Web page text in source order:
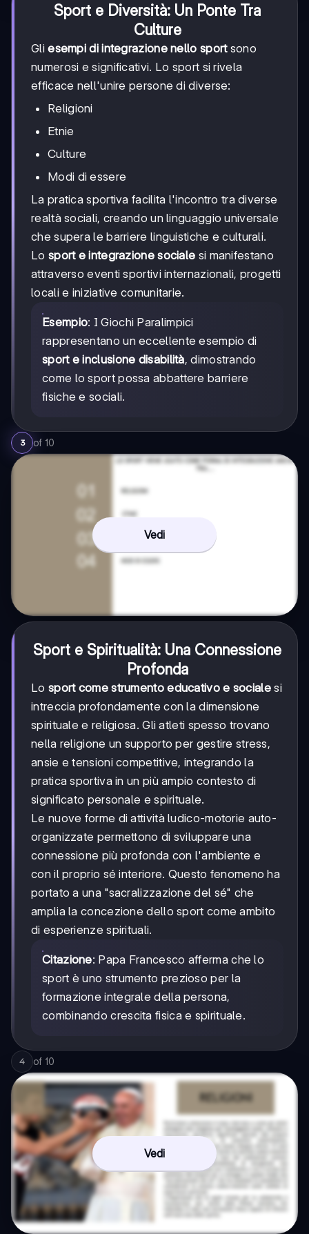
Sport e Diversità: Un Ponte Tra
Culture
Gliesempi di integrazione nello sportsono
numerosi e significativi. Lo sport si rivela
efficace nell'unire persone di diverse:
Religioni
Etnie
Culture
Modi di essere
La pratica sportiva facilita l'incontro tra diverse
realtà sociali, creando un linguaggio universale
che supera le barriere linguistiche e culturali.
Lo sport e integrazione sociale si manifestano
attraverso eventi sportivi internazionali, progetti
locali e iniziative comunitarie.
Esempio: I Giochi Paralimpici
rappresentano un eccellente esempio di
sport e inclusione disabilità, dimostrando
come lo sport possa abbattere barriere
fisiche e sociali.
3 of 10
Vedi
Sport e Spiritualità: Una Connessione
Profonda
Lo sport come strumento educativo e socialesi
intreccia profondamente con la dimensione
spirituale e religiosa. Gli atleti spesso trovano
nella religione un supporto per gestire stress,
ansie e tensioni competitive, integrando la
pratica sportiva in un più ampio contesto di
significato personale e spirituale.
Le nuove forme di attività ludico-motorie auto-
organizzate permettono di sviluppare una
connessione più profonda con l'ambiente e
con il proprio sé interiore. Questo fenomeno ha
portato a una "sacralizzazione del sé" che
amplia la concezione dello sport come ambito
di esperienze spirituali.
Citazione: Papa Francesco afferma che lo
sport è uno strumento prezioso per la
formazione integrale della persona,
combinando crescita fisica e spirituale.
4 of 10
Vedi